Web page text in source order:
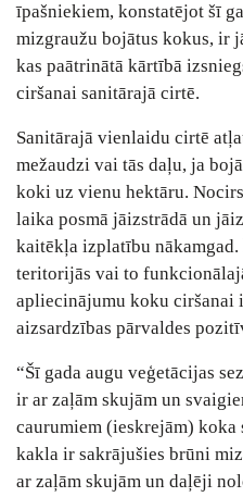
īpašniekiem, konstatējot šī
mizgraužu bojātus kokus, ir
kas paātrinātā kārtībā
ciršanai sanitārajā cirtē.
Sanitārajā vienlaidu cirtē
mežaudzi vai tās daļu, ja
koki uz vienu hektāru.
laika posmā jāizstrādā un
kaitēkļa izplatību nākamgad.
teritorijās vai to
apliecinājumu koku ciršanai
aizsardzības pārvaldes
“Šī gada augu veģetācijas
ir ar zaļām skujām un
caurumiem (ieskrejām) koka
kakla ir sakrājušies brūni
ar zaļām skujām un daļēji